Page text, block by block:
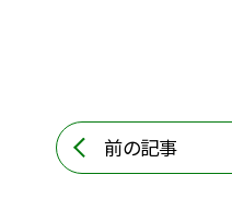
前の記事